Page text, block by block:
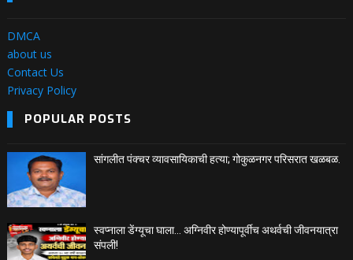
DMCA
about us
Contact Us
Privacy Policy
POPULAR POSTS
सांगलीत पंक्चर व्यावसायिकाची हत्या; गोकुळनगर परिसरात खळबळ.
स्वप्नाला डेंग्यूचा घाला… अग्निवीर होण्यापूर्वीच अथर्वची जीवनयात्रा
संपली!